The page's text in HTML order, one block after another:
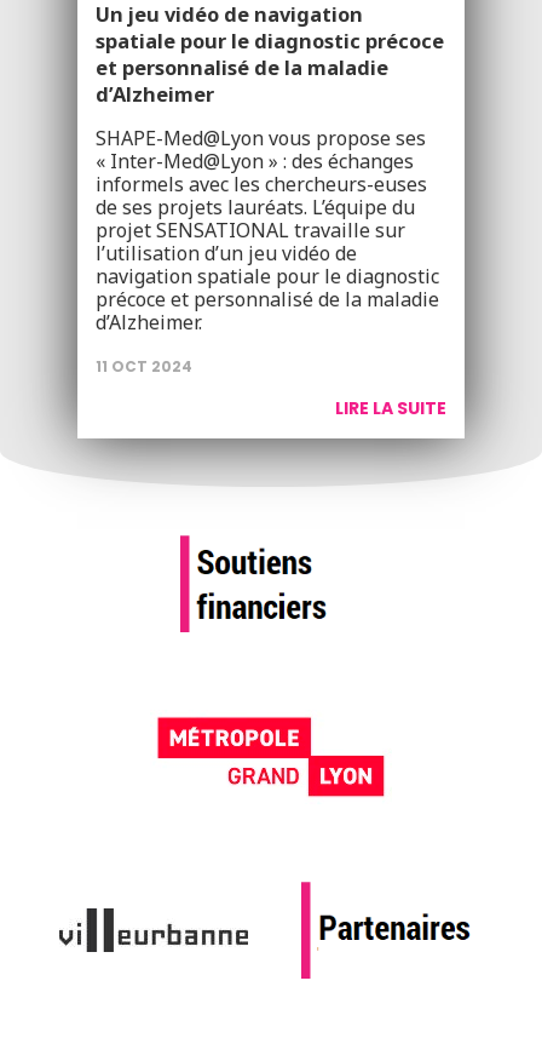
Un jeu vidéo de navigation
spatiale pour le diagnostic précoce
et personnalisé de la maladie
d’Alzheimer
SHAPE-Med@Lyon vous propose ses
« Inter-Med@Lyon » : des échanges
informels avec les chercheurs-euses
de ses projets lauréats. L’équipe du
projet SENSATIONAL travaille sur
l’utilisation d’un jeu vidéo de
navigation spatiale pour le diagnostic
précoce et personnalisé de la maladie
d’Alzheimer.
11 OCT 2024
LIRE LA SUITE